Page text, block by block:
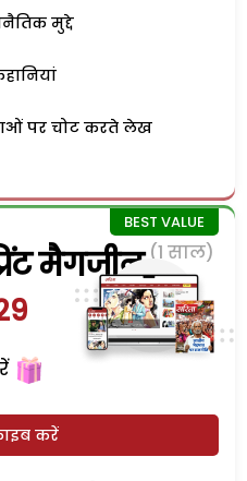
मुद्दे
पर चोट करते लेख
मैगजीन (1 साल)
करें